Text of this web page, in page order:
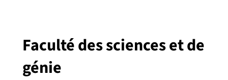
Faculté des sciences et de
génie